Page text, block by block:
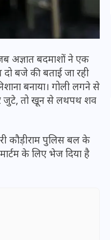
अज्ञात बदमाशों ने एक
बजे की बताई जा रही
बनाया। गोली लगने से
जुटे, तो खून से लथपथ शव
कौड़ीराम पुलिस बल के
के लिए भेज दिया है